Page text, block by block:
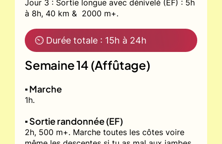
Jour 3 : Sortie longue avec dénivelé (EF) : 5h
à 8h, 40 km & 2000 m+.
⏲ Durée totale : 15h à 24h
Semaine 14 (Affûtage)
▪️ Marche
1h.
▪️ Sortie randonnée (EF)
2h, 500 m+. Marche toutes les côtes voire